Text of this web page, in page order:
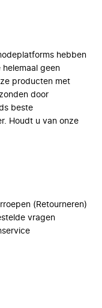
hebben
geen
producten met
door
beste
Houdt u van onze
(Retourneren)
vragen